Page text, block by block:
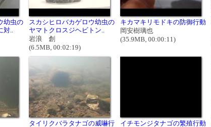
幼虫の
対..
スカシヒロバカゲロウ幼虫の
ヤマトクロスジヘビトン..
岩浪 創
(6.5MB, 00:02:19)
キカマキリモドキの防御行動
岡安樹璃也
(35.9MB, 00:00:11)
タイリクバラタナゴの威嚇行 イチモンジタナゴの繁殖行動